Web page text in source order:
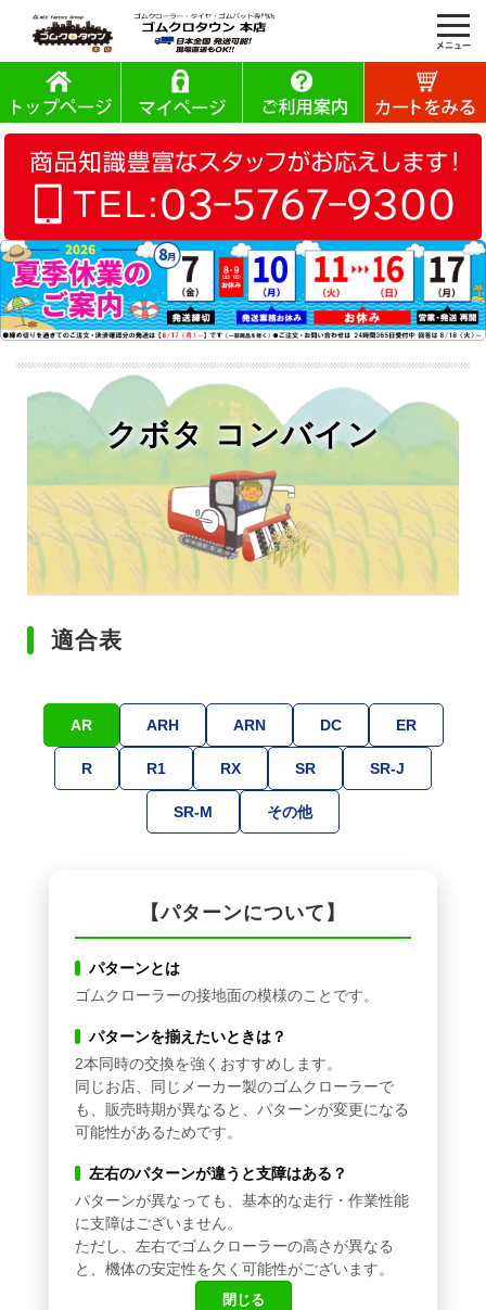
クボタ コンバイン
適合表
AR ARH ARN DC ER
R R1 RX SR SR-J
SR-M その他
【パターンについて】
パターンとは
ゴムクローラーの接地面の模様のことです。
パターンを揃えたいときは？
2本同時の交換を強くおすすめします。
同じお店、同じメーカー製のゴムクローラーで
も、販売時期が異なると、パターンが変更になる
可能性があるためです。
左右のパターンが違うと支障はある？
パターンが異なっても、基本的な走行・作業性能
に支障はございません。
ただし、左右でゴムクローラーの高さが異なる
と、機体の安定性を欠く可能性がございます。
閉じる